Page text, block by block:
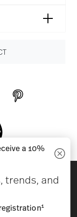
home
Privacy
a 10%
trends, and
1